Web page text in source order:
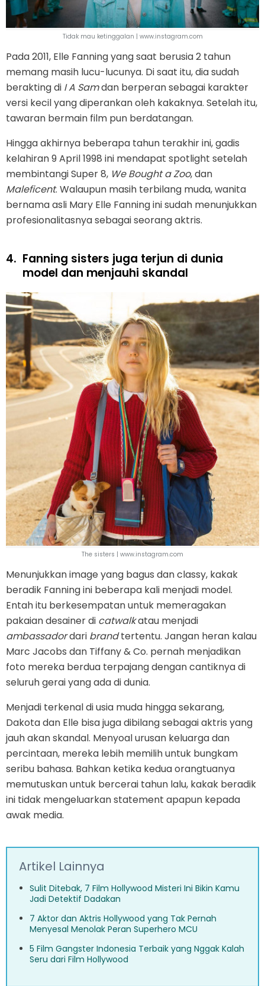
Tidak mau ketinggalan | www.instagram.com
Pada 2011, Elle Fanning yang saat berusia 2 tahun
memang masih lucu-lucunya. Di saat itu, dia sudah
berakting di I A Samdan berperan sebagai karakter
versi kecil yang diperankan oleh kakaknya. Setelah itu,
tawaran bermain film pun berdatangan.
Hingga akhirnya beberapa tahun terakhir ini, gadis
kelahiran 9 April 1998 ini mendapat spotlight setelah
membintangi Super 8, We Bought a Zoo, dan
Maleficent. Walaupun masih terbilang muda, wanita
bernama asli Mary Elle Fanning ini sudah menunjukkan
profesionalitasnya sebagai seorang aktris.
4. Fanning sisters juga terjun di dunia
model dan menjauhi skandal
The sisters | www.instagram.com
Menunjukkan image yang bagus dan classy, kakak
beradik Fanning ini beberapa kali menjadi model.
Entah itu berkesempatan untuk memeragakan
pakaian desainer di catwalkatau menjadi
ambassadordari brandtertentu. Jangan heran kalau
Marc Jacobs dan Tiffany & Co. pernah menjadikan
foto mereka berdua terpajang dengan cantiknya di
seluruh gerai yang ada di dunia.
Menjadi terkenal di usia muda hingga sekarang,
Dakota dan Elle bisa juga dibilang sebagai aktris yang
jauh akan skandal. Menyoal urusan keluarga dan
percintaan, mereka lebih memilih untuk bungkam
seribu bahasa. Bahkan ketika kedua orangtuanya
memutuskan untuk bercerai tahun lalu, kakak beradik
ini tidak mengeluarkan statement apapun kepada
awak media.
Artikel Lainnya
Sulit Ditebak, 7 Film Hollywood Misteri Ini Bikin Kamu
Jadi Detektif Dadakan
7 Aktor dan Aktris Hollywood yang Tak Pernah
Menyesal Menolak Peran Superhero MCU
5 Film Gangster Indonesia Terbaik yang Nggak Kalah
Seru dari Film Hollywood